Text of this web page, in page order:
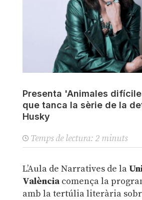
Presenta 'Animales
que tanca la sèrie de la
Husky
Temps de lectura: 2 minuts
L’Aula de Narratives de la
Valènciacomença la
amb la tertúlia literària